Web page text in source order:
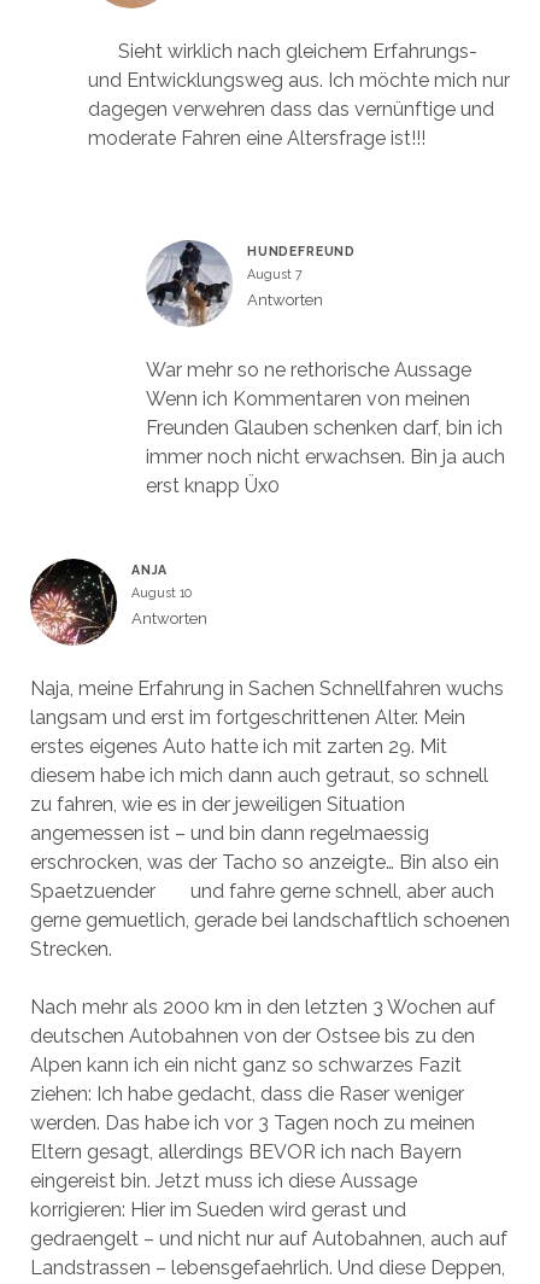
Sieht wirklich nach gleichem Erfahrungs-
und Entwicklungsweg aus. Ich möchte mich nur
dagegen verwehren dass das vernünftige und
moderate Fahren eine Altersfrage ist!!!
HUNDEFREUND
August 7
Antworten
War mehr so ne rethorische Aussage
Wenn ich Kommentaren von meinen
Freunden Glauben schenken darf, bin ich
immer noch nicht erwachsen. Bin ja auch
erst knapp Üx0
ANJA
August 10
Antworten
Naja, meine Erfahrung in Sachen Schnellfahren wuchs
langsam und erst im fortgeschrittenen Alter. Mein
erstes eigenes Auto hatte ich mit zarten 29. Mit
diesem habe ich mich dann auch getraut, so schnell
zu fahren, wie es in der jeweiligen Situation
angemessen ist – und bin dann regelmaessig
erschrocken, was der Tacho so anzeigte… Bin also ein
Spaetzuender
und fahre gerne schnell, aber auch
gerne gemuetlich, gerade bei landschaftlich schoenen
Strecken.
Nach mehr als 2000 km in den letzten 3 Wochen auf
deutschen Autobahnen von der Ostsee bis zu den
Alpen kann ich ein nicht ganz so schwarzes Fazit
ziehen: Ich habe gedacht, dass die Raser weniger
werden. Das habe ich vor 3 Tagen noch zu meinen
Eltern gesagt, allerdings BEVOR ich nach Bayern
eingereist bin. Jetzt muss ich diese Aussage
korrigieren: Hier im Sueden wird gerast und
gedraengelt – und nicht nur auf Autobahnen, auch auf
Landstrassen – lebensgefaehrlich. Und diese Deppen,